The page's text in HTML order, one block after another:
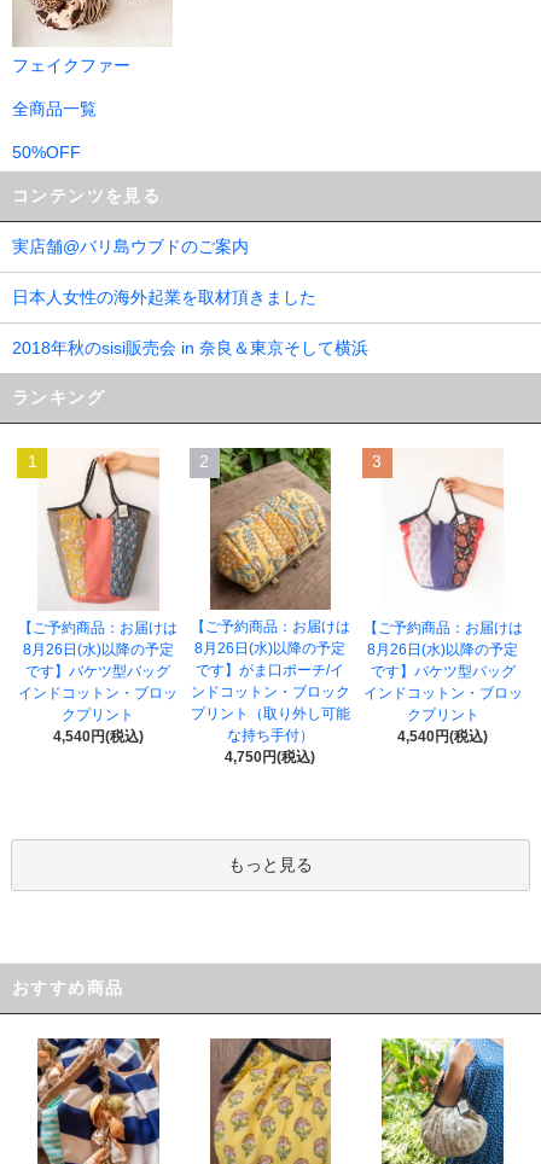
フェイクファー
全商品一覧
50%OFF
コンテンツを見る
実店舗@バリ島ウブドのご案内
日本人女性の海外起業を取材頂きました
2018年秋のsisi販売会 in 奈良＆東京そして横浜
ランキング
1
【ご予約商品：お届けは
8月26日(水)以降の予定
です】バケツ型バッグ
インドコットン・ブロッ
クプリント
4,540円(税込)
2
【ご予約商品：お届けは
8月26日(水)以降の予定
です】がま口ポーチ/イ
ンドコットン・ブロック
プリント（取り外し可能
な持ち手付）
4,750円(税込)
3
【ご予約商品：お届けは
8月26日(水)以降の予定
です】バケツ型バッグ
インドコットン・ブロッ
クプリント
4,540円(税込)
もっと見る
おすすめ商品